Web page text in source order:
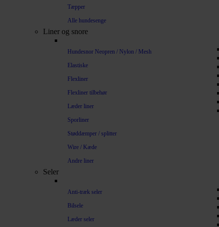
Tæpper
Alle hundesenge
Liner og snore
Hundesnor Neopren / Nylon / Mesh
Elastiske
Flexliner
Flexliner tilbehør
Læder liner
Sporliner
Støddæmper / splitter
Wire / Kæde
Andre liner
Seler
Anti-træk seler
Bilsele
Læder seler